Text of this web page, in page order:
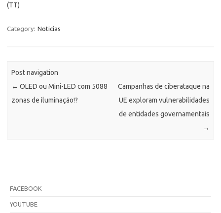
(TT)
Category: Noticias
Post navigation
← OLED ou Mini-LED com 5088
zonas de iluminação!?
Campanhas de ciberataque na
UE exploram vulnerabilidades
de entidades governamentais
→
FACEBOOK
YOUTUBE